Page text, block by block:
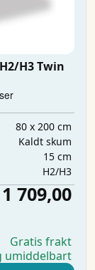
H3 Twin
80 x 200 cm
Kaldt skum
15 cm
H2/H3
709,00
Gratis frakt
umiddelbart